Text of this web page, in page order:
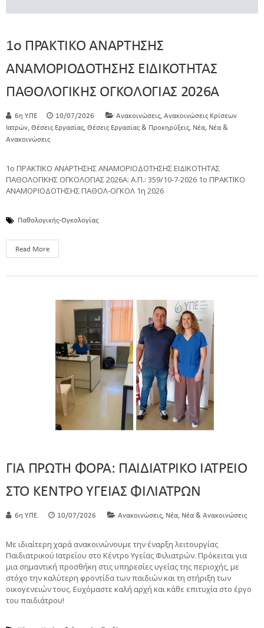
1ο ΠΡΑΚΤΙΚΟ ΑΝΑΡΤΗΣΗΣ
ΑΝΑΜΟΡΙΟΔΟΤΗΣΗΣ ΕΙΔΙΚΟΤΗΤΑΣ
ΠΑΘΟΛΟΓΙΚΗΣ ΟΓΚΟΛΟΓΙΑΣ 2026Α
6η Υ.ΠΕ 10/07/2026 Ανακοινώσεις, Ανακοινώσεις Κρίσεων
Ιατρών, Θέσεις Εργασίας, Θέσεις Εργασίας & Προκηρύξεις, Νέα, Νέα &
Ανακοινώσεις
1ο ΠΡΑΚΤΙΚΟ ΑΝΑΡΤΗΣΗΣ ΑΝΑΜΟΡΙΟΔΟΤΗΣΗΣ ΕΙΔΙΚΟΤΗΤΑΣ
ΠΑΘΟΛΟΓΙΚΗΣ ΟΓΚΟΛΟΓΙΑΣ 2026Α: Α.Π.: 359/10-7-2026 1ο ΠΡΑΚΤΙΚΟ
ΑΝΑΜΟΡΙΟΔΟΤΗΣΗΣ ΠΑΘΟΛ-ΟΓΚΟΛ 1η 2026
Παθολογικής-Ογκολογίας
Read More
ΓΙΑ ΠΡΩΤΗ ΦΟΡΑ: ΠΑΙΔΙΑΤΡΙΚΟ ΙΑΤΡΕΙΟ
ΣΤΟ ΚΕΝΤΡΟ ΥΓΕΙΑΣ ΦΙΛΙΑΤΡΩΝ
6η Υ.ΠΕ. 10/07/2026 Ανακοινώσεις, Νέα, Νέα & Ανακοινώσεις
Με ιδιαίτερη χαρά ανακοινώνουμε την έναρξη λειτουργίας
Παιδιατρικού Ιατρείου στο Κέντρο Υγείας Φιλιατρών. Πρόκειται για
μια σημαντική προσθήκη στις υπηρεσίες υγείας της περιοχής, με
στόχο την καλύτερη φροντίδα των παιδιών και τη στήριξη των
οικογενειών τους. Ευχόμαστε καλή αρχή και κάθε επιτυχία στο έργο
του παιδιάτρου!